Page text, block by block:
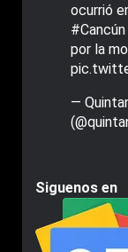
ocurrió
#Cancún
por la
—
Siguenos en